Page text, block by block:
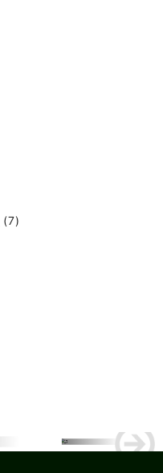
(7)